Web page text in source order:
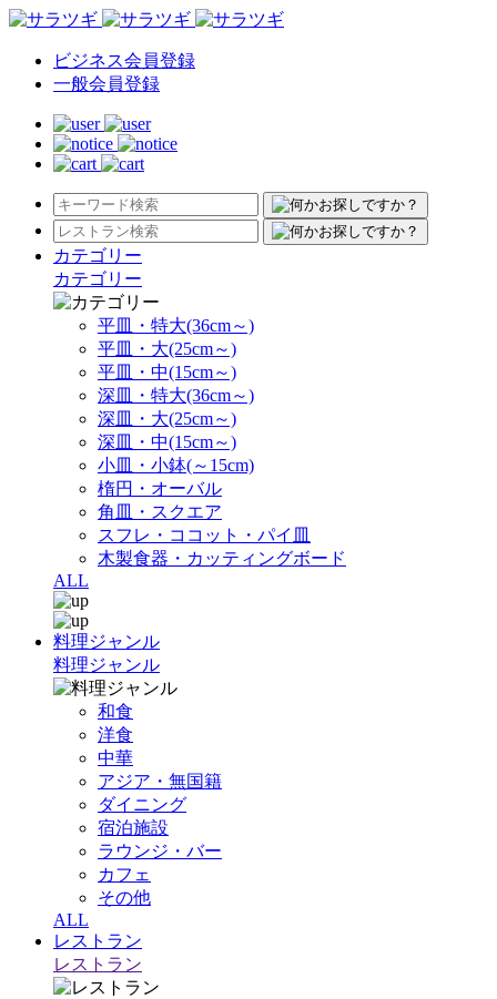
ビジネス会員登録
一般会員登録
カテゴリー
カテゴリー
平皿・特大(36cm～)
平皿・大(25cm～)
平皿・中(15cm～)
深皿・特大(36cm～)
深皿・大(25cm～)
深皿・中(15cm～)
小皿・小鉢(～15cm)
楕円・オーバル
角皿・スクエア
スフレ・ココット・パイ皿
木製食器・カッティングボード
ALL
料理ジャンル
料理ジャンル
和食
洋食
中華
アジア・無国籍
ダイニング
宿泊施設
ラウンジ・バー
カフェ
その他
ALL
レストラン
レストラン